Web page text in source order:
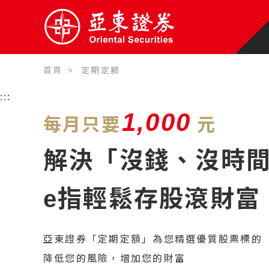
:::
首頁 定期定額
每月只要1,000 元
解決「沒錢、沒時
e指輕鬆存股滾財富
亞東證券「定期定額」為您精選優質股票標的
降低您的風險，增加您的財富